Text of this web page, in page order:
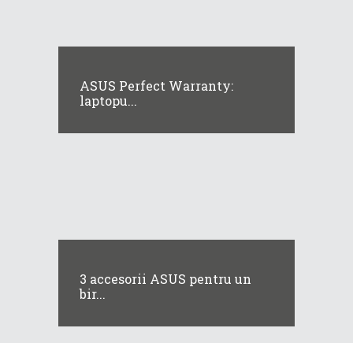
ASUS Perfect Warranty:
laptopu...
3 accesorii ASUS pentru un
bir...